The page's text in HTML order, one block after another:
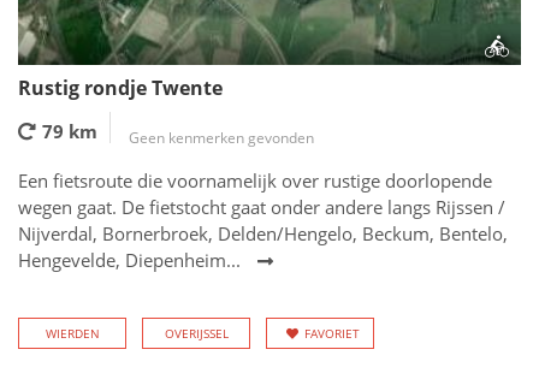
Rustig rondje Twente
79 km Geen kenmerken gevonden
Een fietsroute die voornamelijk over rustige doorlopende
wegen gaat. De fietstocht gaat onder andere langs Rijssen /
Nijverdal, Bornerbroek, Delden/Hengelo, Beckum, Bentelo,
Hengevelde, Diepenheim...
WIERDEN OVERIJSSEL FAVORIET